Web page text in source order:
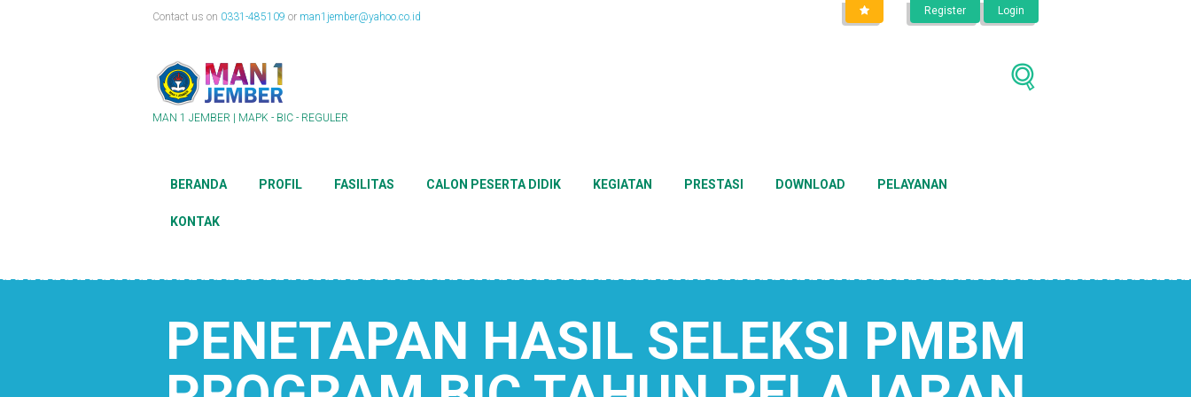
Register Login
Contact us on 0331-485109 or man1jember@yahoo.co.id
MAN 1 JEMBER | MAPK - BIC - REGULER
BERANDA PROFIL FASILITAS CALON PESERTA DIDIK KEGIATAN PRESTASI DOWNLOAD PELAYANAN
KONTAK
PENETAPAN HASIL SELEKSI PMBM